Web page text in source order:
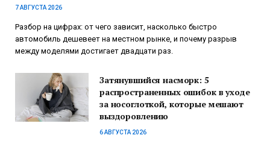
7 АВГУСТА 2026
Разбор на цифрах: от чего зависит, насколько быстро
автомобиль дешевеет на местном рынке, и почему разрыв
между моделями достигает двадцати раз.
Затянувшийся насморк: 5
распространенных ошибок в уходе
за носоглоткой, которые мешают
выздоровлению
6 АВГУСТА 2026